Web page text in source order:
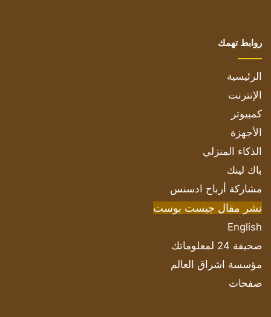
روابط تهمك
الرئيسية
الإنترنت
كمبيوتر
الأجهزة
الذكاء المنزلي
باك لينك
مشاركة أرباح ادسنس
نشر مقال جيست بوست
English
صحيفة 24 لمعلوماتك
مؤسسة اشراق العالم
صفحات